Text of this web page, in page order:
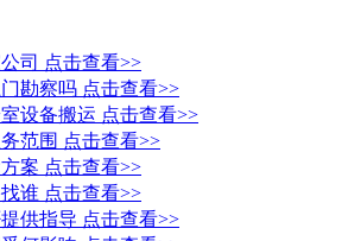
司 点击查看>>
勘察吗 点击查看>>
设备搬运 点击查看>>
范围 点击查看>>
案 点击查看>>
谁 点击查看>>
供指导 点击查看>>